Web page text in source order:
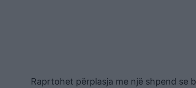
Raprtohet përplasja me një shpend se